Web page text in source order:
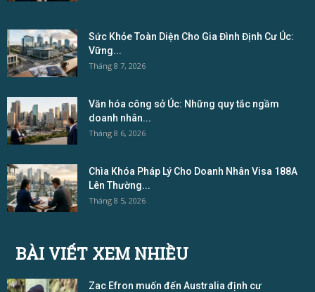
Sức Khỏe Toàn Diện Cho Gia Đình Định Cư Úc:
Vững...
Tháng 8 7, 2026
Văn hóa công sở Úc: Những quy tắc ngầm
doanh nhân...
Tháng 8 6, 2026
Chìa Khóa Pháp Lý Cho Doanh Nhân Visa 188A
Lên Thường...
Tháng 8 5, 2026
BÀI VIẾT XEM NHIỀU
Zac Efron muốn đến Australia định cư